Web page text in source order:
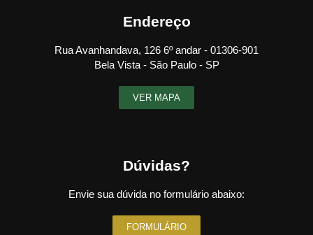
Endereço
Rua Avanhandava, 126 6º andar - 01306-901
Bela Vista - São Paulo - SP
VER MAPA
Dúvidas?
Envie sua dúvida no formulário abaixo:
FORMULÁRIO